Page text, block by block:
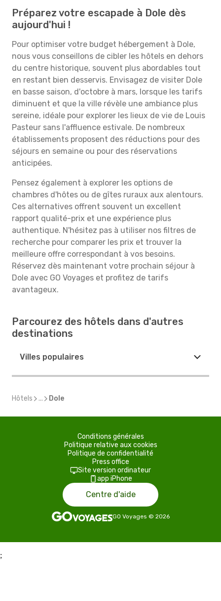
Préparez votre escapade à Dole dès
aujourd'hui !
Pour optimiser votre budget hébergement à Dole,
nous vous conseillons de cibler les hôtels en dehors
du centre historique, souvent plus abordables tout
en restant bien desservis. Envisagez de visiter Dole
en basse saison, d'octobre à mars, lorsque les tarifs
diminuent et que la ville révèle une ambiance plus
sereine, idéale pour explorer les lieux de vie de Louis
Pasteur sans l'affluence estivale. De nombreux
établissements proposent des réductions pour des
séjours en semaine ou pour des réservations
anticipées.
Pensez également à explorer les options de
chambres d'hôtes ou de gîtes ruraux aux alentours.
Ces alternatives offrent souvent un excellent
rapport qualité-prix et une expérience plus
authentique. N'hésitez pas à utiliser nos filtres de
recherche pour comparer les prix et trouver la
meilleure offre correspondant à vos besoins.
Réservez dès maintenant votre prochain séjour à
Dole avec GO Voyages et profitez de tarifs
avantageux.
Parcourez des hôtels dans d'autres
destinations
Villes populaires
Hôtels ... Dole
Conditions générales
Politique relative aux cookies
Politique de confidentialité
Press office
Site version ordinateur
app iPhone
Centre d'aide
GO Voyages © 2026
;